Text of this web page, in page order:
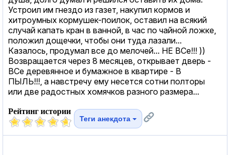
Устроил им гнездо из газет, накупил кормов и
хитроумных кормушек-поилок, оставил на всякий
случай капать кран в ванной, в час по чайной ложке,
положил дощечки, чтобы они туда лазали...
Казалось, продумал все до мелочей... НЕ ВСе!!! ))
Возвращается через 8 месяцев, открывает дверь -
ВСе деревянное и бумажное в квартире - В
ПЫЛЬ!!!, а навстречу ему несется сотни полторы
или две радостных хомячков разного размера...
Рейтинг истории
Теги анекдота